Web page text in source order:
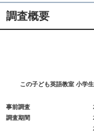
調査概要
この子ども英語教室 小学
事前調査
調査期間